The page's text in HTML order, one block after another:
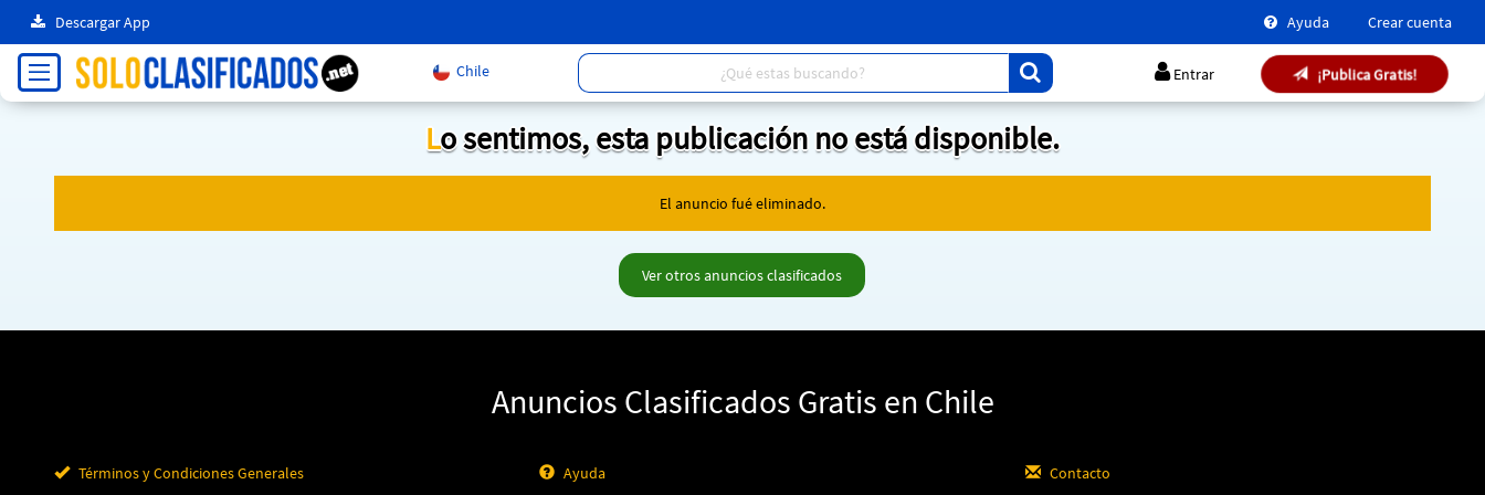
Descargar App Ayuda Crear cuenta
Chile Entrar ¡Publica Gratis!
Lo sentimos, esta publicación no está disponible.
El anuncio fué eliminado.
Ver otros anuncios clasificados
Anuncios Clasificados Gratis en Chile
Términos y Condiciones Generales Ayuda Contacto